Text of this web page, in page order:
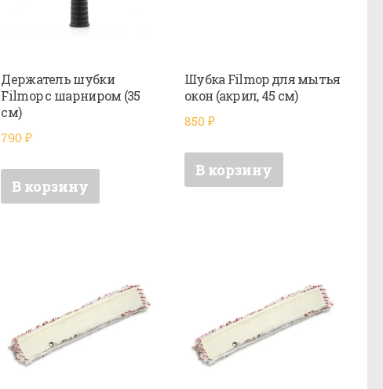
Держатель шубки
Filmop с шарниром (35
см)
790₽
В корзину
Шубка Filmop для мытья
окон (акрил, 45 см)
850₽
В корзину